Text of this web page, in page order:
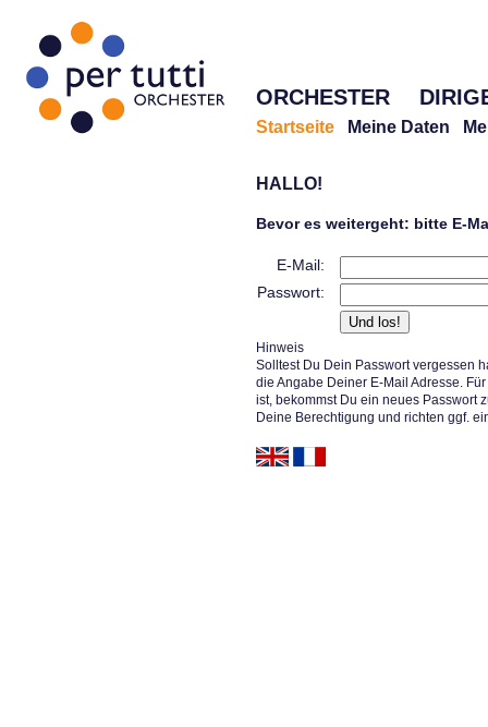
ORCHESTER
Startseite Meine Daten
HALLO!
Bevor es weitergeht: bitte E-
E-Mail:
Passwort:
Hinweis
Solltest Du Dein Passwort vergessen
die Angabe Deiner E-Mail Adresse.
ist, bekommst Du ein neues Passwort
Deine Berechtigung und richten ggf.